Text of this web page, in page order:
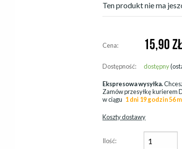
Ten produkt nie ma
Cena: 15,90 ZŁ
Dostępność: dostępny
Ekspresowa wysyłka.
Zamów przesyłkę kurierem
w ciągu 1 dni 19 godzin 55
Koszty dostawy
Ilość: